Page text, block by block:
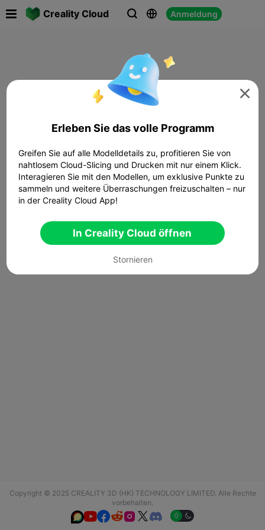
Creality Cloud   Anmeldung
Copyright © 2025 CREALITY 3D (HK) TECHNOLOGY LIMITED. Alle Rechte
vorbehalten.
  

Erleben Sie das volle Programm
Greifen Sie auf alle Modelldetails zu, profitieren Sie von
nahtlosem Cloud-Slicing und Drucken mit nur einem Klick.
Interagieren Sie mit den Modellen, um exklusive Punkte zu
sammeln und weitere Überraschungen freizuschalten – nur
in der Creality Cloud App!
In Creality Cloud öffnen
Stornieren